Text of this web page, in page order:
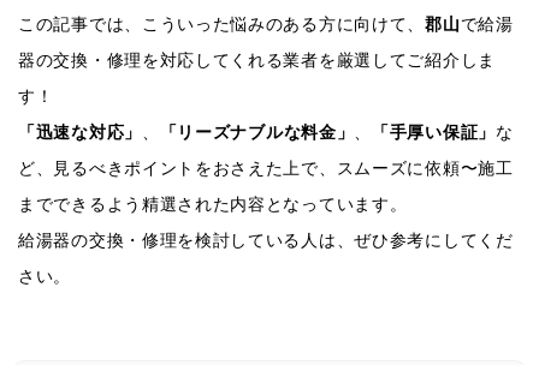
この記事では、こういった悩みのある方に向けて、郡山で給湯
器の交換・修理を対応してくれる業者を厳選してご紹介しま
す！
「迅速な対応」 、 「リーズナブルな料金」 、 「手厚い保証」 な
ど、見るべきポイントをおさえた上で、スムーズに依頼〜施工
までできるよう精選された内容となっています。
給湯器の交換・修理を検討している人は、ぜひ参考にしてくだ
さい。